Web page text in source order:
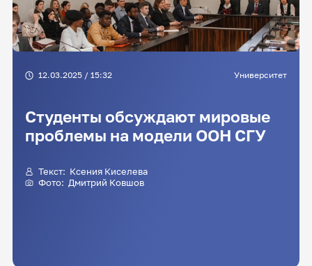
12.03.2025 / 15:32 Университет
Студенты обсуждают мировые
проблемы на модели ООН СГУ
Текст: Ксения Киселева
Фото: Дмитрий Ковшов